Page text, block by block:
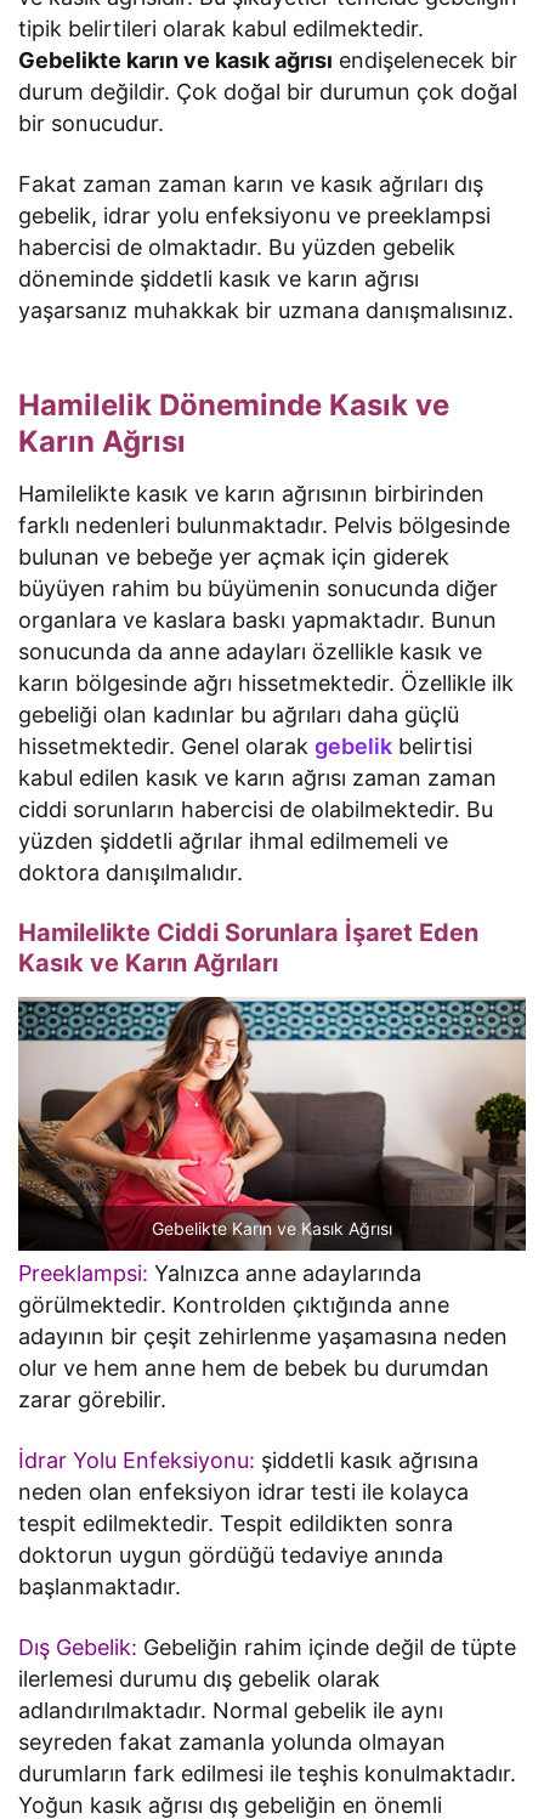
tipik belirtileri olarak kabul edilmektedir.
Gebelikte karın ve kasık ağrısı endişelenecek bir
durum değildir. Çok doğal bir durumun çok doğal
bir sonucudur.
Fakat zaman zaman karın ve kasık ağrıları dış
gebelik, idrar yolu enfeksiyonu ve preeklampsi
habercisi de olmaktadır. Bu yüzden gebelik
döneminde şiddetli kasık ve karın ağrısı
yaşarsanız muhakkak bir uzmana danışmalısınız.
Hamilelik Döneminde Kasık ve
Karın Ağrısı
Hamilelikte kasık ve karın ağrısının birbirinden
farklı nedenleri bulunmaktadır. Pelvis bölgesinde
bulunan ve bebeğe yer açmak için giderek
büyüyen rahim bu büyümenin sonucunda diğer
organlara ve kaslara baskı yapmaktadır. Bunun
sonucunda da anne adayları özellikle kasık ve
karın bölgesinde ağrı hissetmektedir. Özellikle ilk
gebeliği olan kadınlar bu ağrıları daha güçlü
hissetmektedir. Genel olarakgebelik belirtisi
kabul edilen kasık ve karın ağrısı zaman zaman
ciddi sorunların habercisi de olabilmektedir. Bu
yüzden şiddetli ağrılar ihmal edilmemeli ve
doktora danışılmalıdır.
Hamilelikte Ciddi Sorunlara İşaret Eden
Kasık ve Karın Ağrıları
Gebelikte Karın ve Kasık Ağrısı
Preeklampsi: Yalnızca anne adaylarında
görülmektedir. Kontrolden çıktığında anne
adayının bir çeşit zehirlenme yaşamasına neden
olur ve hem anne hem de bebek bu durumdan
zarar görebilir.
İdrar Yolu Enfeksiyonu: şiddetli kasık ağrısına
neden olan enfeksiyon idrar testi ile kolayca
tespit edilmektedir. Tespit edildikten sonra
doktorun uygun gördüğü tedaviye anında
başlanmaktadır.
Dış Gebelik: Gebeliğin rahim içinde değil de tüpte
ilerlemesi durumu dış gebelik olarak
adlandırılmaktadır. Normal gebelik ile aynı
seyreden fakat zamanla yolunda olmayan
durumların fark edilmesi ile teşhis konulmaktadır.
Yoğun kasık ağrısı dış gebeliğin en önemli